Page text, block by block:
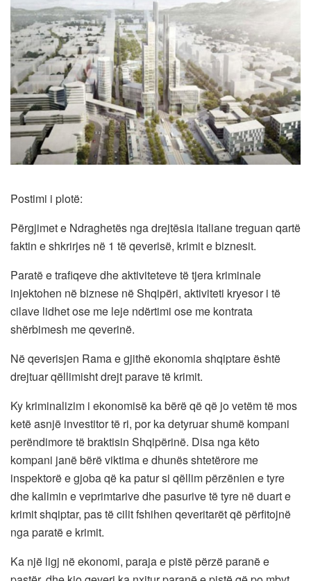
Postimi i plotë:
Përgjimet e Ndraghetës nga drejtësia italiane treguan qartë
faktin e shkrirjes në 1 të qeverisë, krimit e biznesit.
Paratë e trafiqeve dhe aktiviteteve të tjera kriminale
injektohen në biznese në Shqipëri, aktiviteti kryesor i të
cilave lidhet ose me leje ndërtimi ose me kontrata
shërbimesh me qeverinë.
Në qeverisjen Rama e gjithë ekonomia shqiptare është
drejtuar qëllimisht drejt parave të krimit.
Ky kriminalizim i ekonomisë ka bërë që që jo vetëm të mos
ketë asnjë investitor të ri, por ka detyruar shumë kompani
perëndimore të braktisin Shqipërinë. Disa nga këto
kompani janë bërë viktima e dhunës shtetërore me
inspektorë e gjoba që ka patur si qëllim përzënien e tyre
dhe kalimin e veprimtarive dhe pasurive të tyre në duart e
krimit shqiptar, pas të cilit fshihen qeveritarët që përfitojnë
nga paratë e krimit.
Ka një ligj në ekonomi, paraja e pistë përzë paranë e